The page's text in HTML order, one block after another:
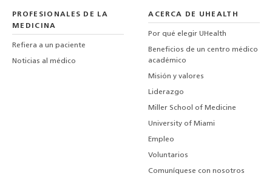
PROFESIONALES DE LA
MEDICINA
Refiera a un paciente
Noticias al médico
ACERCA DE UHEALTH
Por qué elegir UHealth
Beneficios de un centro médico
académico
Misión y valores
Liderazgo
Miller School of Medicine
University of Miami
Empleo
Voluntarios
Comuníquese con nosotros